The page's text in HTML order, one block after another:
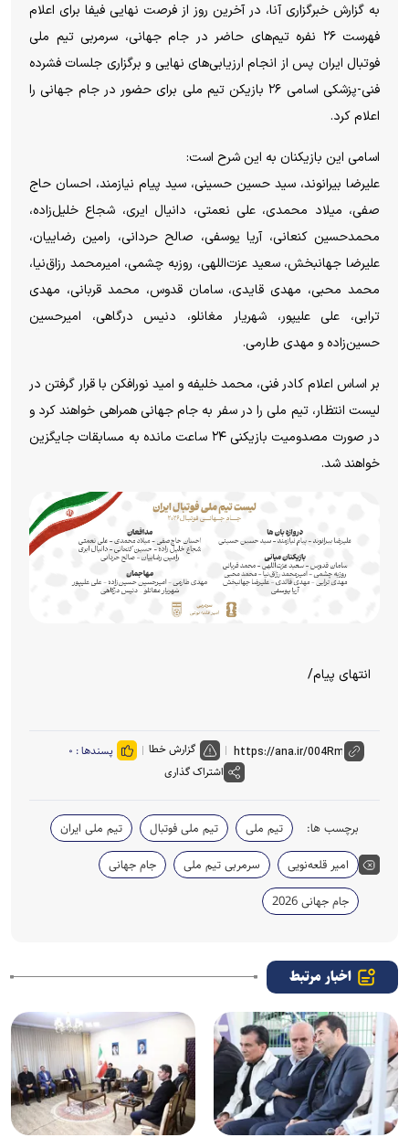
به گزارش خبرگزاری آنا، در آخرین روز از فرصت نهایی فیفا برای اعلام
فهرست ۲۶ نفره تیم‌های حاضر در جام جهانی، سرمربی تیم ملی
فوتبال ایران پس از انجام ارزیابی‌های نهایی و برگزاری جلسات فشرده
فنی-پزشکی اسامی ۲۶ بازیکن تیم ملی برای حضور در جام جهانی را
اعلام کرد.
اسامی این بازیکنان به این شرح است:
علیرضا بیرانوند، سید حسین حسینی، سید پیام نیازمند، احسان حاج
صفی، میلاد محمدی، علی نعمتی، دانیال ایری، شجاع خلیل‌زاده،
محمدحسین کنعانی، آریا یوسفی، صالح حردانی، رامین رضاییان،
علیرضا جهانبخش، سعید عزت‌اللهی، روزبه چشمی، امیرمحمد رزاق‌نیا،
محمد محبی، مهدی قایدی، سامان قدوس، محمد قربانی، مهدی
ترابی، علی علیپور، شهریار مغانلو، دنیس درگاهی، امیرحسین
حسین‌زاده و مهدی طارمی.
بر اساس اعلام کادر فنی، محمد خلیفه و امید نورافکن با قرار گرفتن در
لیست انتظار، تیم ملی را در سفر به جام جهانی همراهی خواهند کرد و
در صورت مصدومیت بازیکنی ۲۴ ساعت مانده به مسابقات جایگزین
خواهند شد.
انتهای پیام/
گزارش خطا پسندها : ۰
اشتراک گذاری
برچسب ها: تیم ملی تیم ملی فوتبال
تیم ملی ایران
امیر قلعه‌نویی
سرمربی تیم ملی
جام جهانی
جام جهانی 2026
اخبار مرتبط